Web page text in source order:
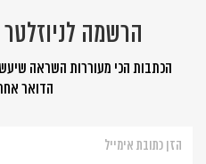
הרשמה
הכתבות הכי מעוררות השראה
הדואר
לניוזלטר